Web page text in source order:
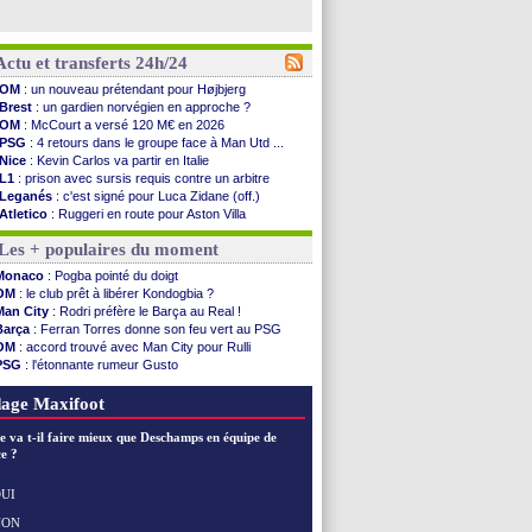
et transferts 24h/24
OM : un nouveau prétendant pour Højbjerg
Brest : un gardien norvégien en approche ?
OM : McCourt a versé 120 M€ en 2026
PSG : 4 retours dans le groupe face à Man Utd ...
Nice : Kevin Carlos va partir en Italie
L1 : prison avec sursis requis contre un arbitre
Leganés : c'est signé pour Luca Zidane (off.)
Atletico : Ruggeri en route pour Aston Villa
Monaco: Filipe Luis soutient Biereth
Lyon: Mangala prêté à Getafe (officiel)
PSG: Nsoki va signer en Croatie
Arsenal : Naples vise Gabriel Jesus
Real: Mastantuono prêté à la Fiorentina (off.)
Man City : accord avec le Barça pour Rodri ?
Rennes : Haise a prolongé (officiel)
Palace: Tomiyasu a convaincu (officiel)
OM : B. Genesio - "ce n'est pas idéal"
PSG : Liverpool va proposer 115 M€ pour ...
PSG: Mbaye, deux pistes se détachent
Monaco
Juve
+ populaires du moment
: Pogba pointé du doigt
: le club prêt à libérer Kondogbia ?
City : Rodri préfère le Barça au Real !
: Ferran Torres donne son feu vert au PSG
: accord trouvé avec Man City pour Rulli
: l'étonnante rumeur Gusto
: Owori battu à mort à Kampala
Maxifoot
va t-il faire mieux que Deschamps en équipe de
?